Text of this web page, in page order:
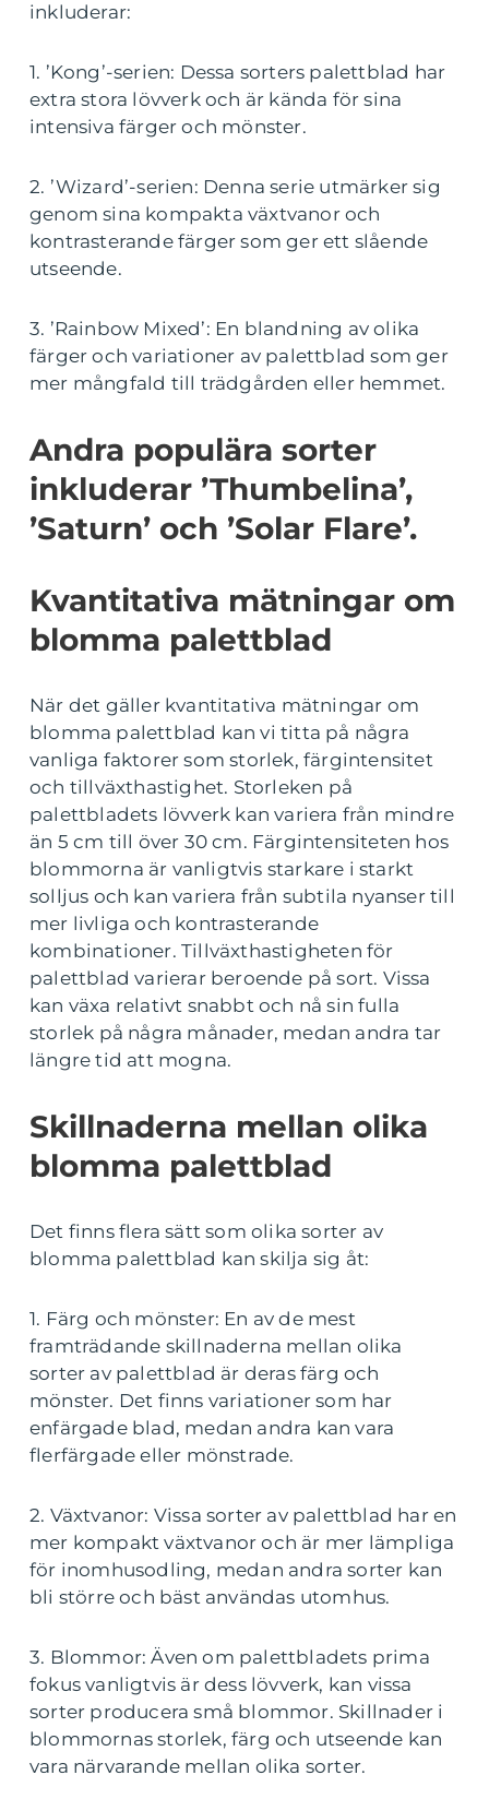
inkluderar:
1. ’Kong’-serien: Dessa sorters palettblad har
extra stora lövverk och är kända för sina
intensiva färger och mönster.
2. ’Wizard’-serien: Denna serie utmärker sig
genom sina kompakta växtvanor och
kontrasterande färger som ger ett slående
utseende.
3. ’Rainbow Mixed’: En blandning av olika
färger och variationer av palettblad som ger
mer mångfald till trädgården eller hemmet.
Andra populära sorter
inkluderar ’Thumbelina’,
’Saturn’ och ’Solar Flare’.
Kvantitativa mätningar om
blomma palettblad
När det gäller kvantitativa mätningar om
blomma palettblad kan vi titta på några
vanliga faktorer som storlek, färgintensitet
och tillväxthastighet. Storleken på
palettbladets lövverk kan variera från mindre
än 5 cm till över 30 cm. Färgintensiteten hos
blommorna är vanligtvis starkare i starkt
solljus och kan variera från subtila nyanser till
mer livliga och kontrasterande
kombinationer. Tillväxthastigheten för
palettblad varierar beroende på sort. Vissa
kan växa relativt snabbt och nå sin fulla
storlek på några månader, medan andra tar
längre tid att mogna.
Skillnaderna mellan olika
blomma palettblad
Det finns flera sätt som olika sorter av
blomma palettblad kan skilja sig åt:
1. Färg och mönster: En av de mest
framträdande skillnaderna mellan olika
sorter av palettblad är deras färg och
mönster. Det finns variationer som har
enfärgade blad, medan andra kan vara
flerfärgade eller mönstrade.
2. Växtvanor: Vissa sorter av palettblad har en
mer kompakt växtvanor och är mer lämpliga
för inomhusodling, medan andra sorter kan
bli större och bäst användas utomhus.
3. Blommor: Även om palettbladets prima
fokus vanligtvis är dess lövverk, kan vissa
sorter producera små blommor. Skillnader i
blommornas storlek, färg och utseende kan
vara närvarande mellan olika sorter.